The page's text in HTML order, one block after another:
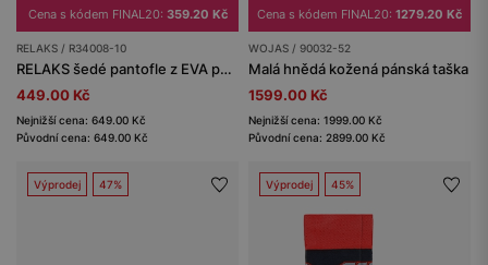
Cena s kódem FINAL20: 359.20 Kč
RELAKS / R34008-10
RELAKS šedé pantofle z EVA pěny
449.00 Kč
Nejnižší cena: 649.00 Kč
Původní cena: 649.00 Kč
Cena s kódem FINAL20: 1279.20 Kč
WOJAS / 90032-52
Malá hnědá kožená pánská taška
1599.00 Kč
Nejnižší cena: 1999.00 Kč
Původní cena: 2899.00 Kč
Výprodej 47% Výprodej 45%